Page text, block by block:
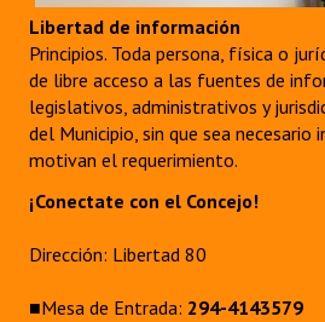
Libertad de información
Principios. Toda persona, física o
de libre acceso a las fuentes de
legislativos, administrativos y
del Municipio, sin que sea necesario
motivan el requerimiento.
¡Conectate con el Concejo!
Dirección: Libertad 80
■Mesa de Entrada: 294-4143579